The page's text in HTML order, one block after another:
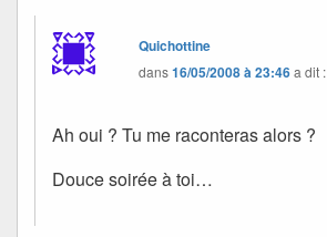
Quichottine
dans16/05/2008 à 23:46a dit :
Ah oui ? Tu me raconteras alors ?
Douce soirée à toi…